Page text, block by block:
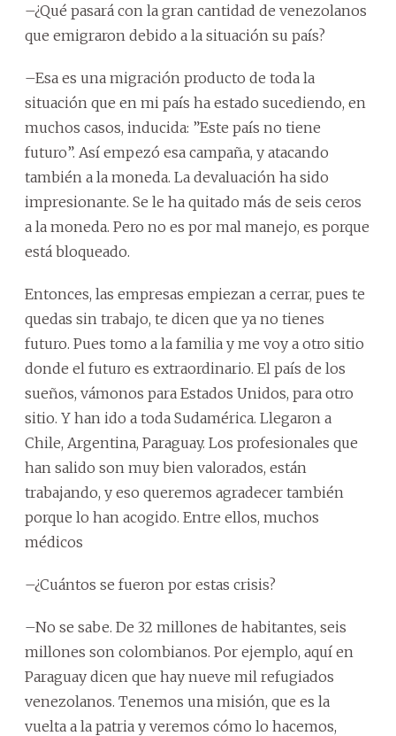
–¿Qué pasará con la gran cantidad de venezolanos
que emigraron debido a la situación su país?
–Esa es una migración producto de toda la
situación que en mi país ha estado sucediendo, en
muchos casos, inducida: ”Este país no tiene
futuro”. Así empezó esa campaña, y atacando
también a la moneda. La devaluación ha sido
impresionante. Se le ha quitado más de seis ceros
a la moneda. Pero no es por mal manejo, es porque
está bloqueado.
Entonces, las empresas empiezan a cerrar, pues te
quedas sin trabajo, te dicen que ya no tienes
futuro. Pues tomo a la familia y me voy a otro sitio
donde el futuro es extraordinario. El país de los
sueños, vámonos para Estados Unidos, para otro
sitio. Y han ido a toda Sudamérica. Llegaron a
Chile, Argentina, Paraguay. Los profesionales que
han salido son muy bien valorados, están
trabajando, y eso queremos agradecer también
porque lo han acogido. Entre ellos, muchos
médicos
–¿Cuántos se fueron por estas crisis?
–No se sabe. De 32 millones de habitantes, seis
millones son colombianos. Por ejemplo, aquí en
Paraguay dicen que hay nueve mil refugiados
venezolanos. Tenemos una misión, que es la
vuelta a la patria y veremos cómo lo hacemos,